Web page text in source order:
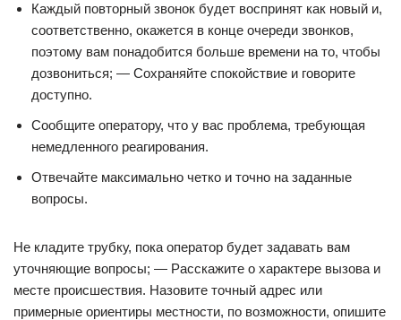
Каждый повторный звонок будет воспринят как новый и,
соответственно, окажется в конце очереди звонков,
поэтому вам понадобится больше времени на то, чтобы
дозвониться; — Сохраняйте спокойствие и говорите
доступно.
Сообщите оператору, что у вас проблема, требующая
немедленного реагирования.
Отвечайте максимально четко и точно на заданные
вопросы.
Не кладите трубку, пока оператор будет задавать вам
уточняющие вопросы; — Расскажите о характере вызова и
месте происшествия. Назовите точный адрес или
примерные ориентиры местности, по возможности, опишите